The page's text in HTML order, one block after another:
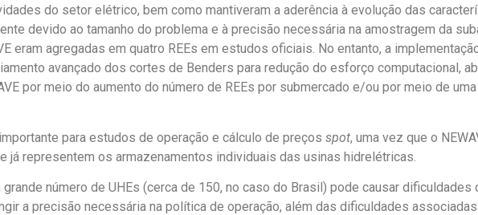
do setor elétrico, bem como mantiveram a aderência à evolução das
devido ao tamanho do problema e à precisão necessária na amostragem da
eram agregadas em quatro REEs em estudos oficiais. No entanto, a
avançado dos cortes de Benders para redução do esforço computacional ,
por meio do aumento do número de REEs por submercado e/ou por meio de
para estudos de operação e cálculo de preços spot, uma vez que o
já representem os armazenamentos individuais das usinas hidrelétricas.
número de UHEs (cerca de 150, no caso do Brasil) pode causar
a precisão necessária na política de operação, além das dificuldades